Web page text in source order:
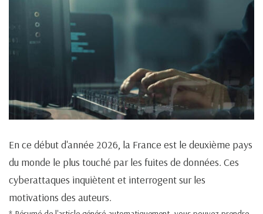
En ce début d'année 2026, la France est le deuxième pays
du monde le plus touché par les fuites de données. Ces
cyberattaques inquiètent et interrogent sur les
motivations des auteurs.